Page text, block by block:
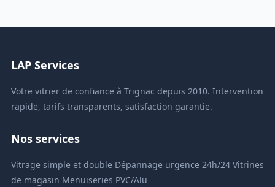
LAP Services
Votre vitrier de confiance à Trignac depuis 2010. Intervention
rapide, tarifs transparents, satisfaction garantie.
Nos services
Vitrage simple et double Dépannage urgence 24h/24 Vitrines
de magasin Menuiseries PVC/Alu